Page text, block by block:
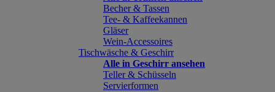
Becher & Tassen
Tee- & Kaffeekannen
Gläser
Wein-Accessoires
Tischwäsche & Geschirr
Alle in Geschirr ansehen
Teller & Schüsseln
Servierformen